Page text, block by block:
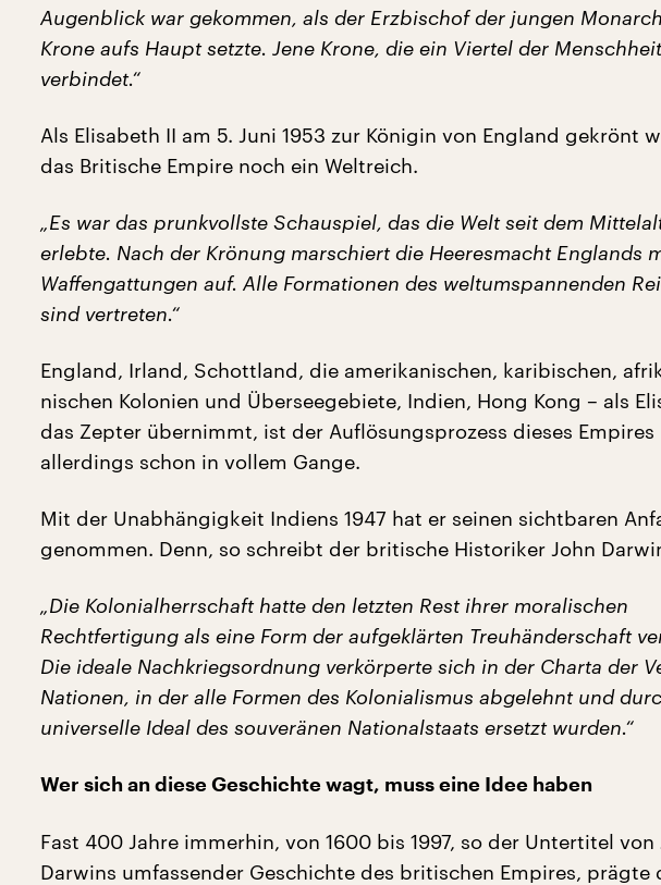
Augenblick war gekommen, als der Erzbischof der jungen
Krone aufs Haupt setzte. Jene Krone, die ein Viertel der Menschheit
verbindet.“
Als Elisabeth II am 5. Juni 1953 zur Königin von England gekrönt
das Britische Empire noch ein Weltreich.
„Es war das prunkvollste Schauspiel, das die Welt seit dem
erlebte. Nach der Krönung marschiert die Heeresmacht Englands
Waffengattungen auf. Alle Formationen des weltumspannenden
sind vertreten.“
England, Irland, Schottland, die amerikanischen, karibischen,
nischen Kolonien und Überseegebiete, Indien, Hong Kong – als
das Zepter übernimmt, ist der Auflösungsprozess dieses Empires
allerdings schon in vollem Gange.
Mit der Unabhängigkeit Indiens 1947 hat er seinen sichtbaren
genommen. Denn, so schreibt der britische Historiker John
„Die Kolonialherrschaft hatte den letzten Rest ihrer moralischen
Rechtfertigung als eine Form der aufgeklärten Treuhänderschaft
Die ideale Nachkriegsordnung verkörperte sich in der Charta der
Nationen, in der alle Formen des Kolonialismus abgelehnt und
universelle Ideal des souveränen Nationalstaats ersetzt wurden.“
Wer sich an diese Geschichte wagt, muss eine Idee haben
Fast 400 Jahre immerhin, von 1600 bis 1997, so der Untertitel von
Darwins umfassender Geschichte des britischen Empires, prägte